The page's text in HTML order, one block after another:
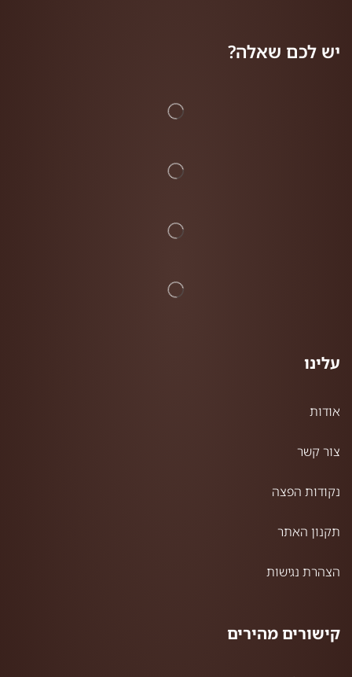
יש לכם שאלה?
עלינו
אודות
צור קשר
נקודות הפצה
תקנון האתר
הצהרת נגישות
קישורים מהירים